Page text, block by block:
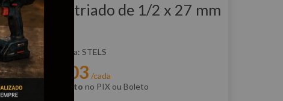
Soquete Estriado de 1/2 x 27 mm
- STELS
:1392755 STELS
Por:R$ 03 /cada
com5% de desconto no PIX ou Boleto